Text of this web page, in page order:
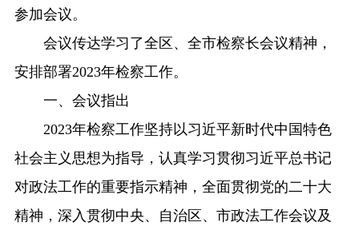
参加会议。
会议传达学习了全区、全市检察长会议精神，
安排部署2023年检察工作。
一、会议指出
2023年检察工作坚持以习近平新时代中国特色
社会主义思想为指导，认真学习贯彻习近平总书记
对政法工作的重要指示精神，全面贯彻党的二十大
精神，深入贯彻中央、自治区、市政法工作会议及